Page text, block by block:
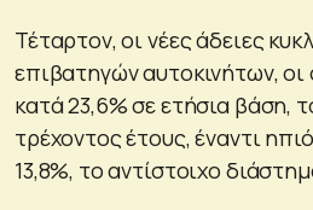
Τέταρτον, οι νέες άδειες
επιβατηγών αυτοκινήτων,
κατά 23,6% σε ετήσια βάση,
τρέχοντος έτους, έναντι
13,8%, το αντίστοιχο